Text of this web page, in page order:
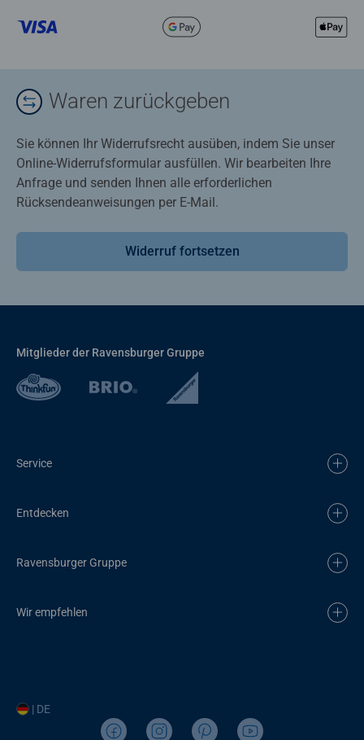
Waren zurückgeben
Sie können Ihr Widerrufsrecht ausüben, indem Sie unser
Online-Widerrufsformular ausfüllen. Wir bearbeiten Ihre
Anfrage und senden Ihnen alle erforderlichen
Rücksendeanweisungen per E-Mail.
Widerruf fortsetzen
Mitglieder der Ravensburger Gruppe
Service
Entdecken
Ravensburger Gruppe
Wir empfehlen
| DE